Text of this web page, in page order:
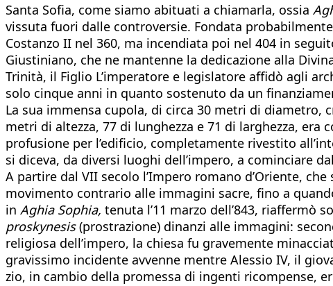
Santa Sofia, come siamo abituati a chiamarla, ossia
vissuta fuori dalle controversie. Fondata
Costanzo II nel 360, ma incendiata poi nel 404 in
Giustiniano, che ne mantenne la dedicazione alla
Trinità, il Figlio L’imperatore e legislatore affidò agli
solo cinque anni in quanto sostenuto da un
La sua immensa cupola, di circa 30 metri di
metri di altezza, 77 di lunghezza e 71 di larghezza,
profusione per l’edificio, completamente rivestito
si diceva, da diversi luoghi dell’impero, a cominciare
A partire dal VII secolo l’Impero romano d’Oriente,
movimento contrario alle immagini sacre, fino a
in Aghia Sophia, tenuta l’11 marzo dell’843,
proskynesis(prostrazione) dinanzi alle immagini:
religiosa dell’impero, la chiesa fu gravemente
gravissimo incidente avvenne mentre Alessio IV, il
zio, in cambio della promessa di ingenti ricompense,